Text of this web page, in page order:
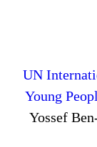
– UN
Young
Yossef